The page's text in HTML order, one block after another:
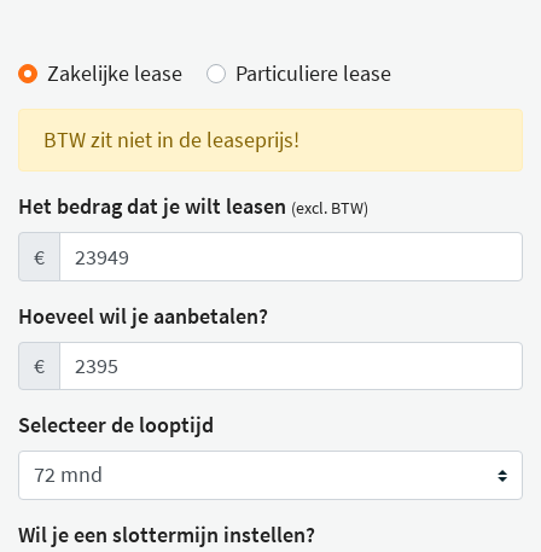
Lease calculator
Zakelijke lease Particuliere lease
BTW zit niet in de leaseprijs!
Het bedrag dat je wilt leasen (excl. BTW)
€
Hoeveel wil je aanbetalen?
€
Selecteer de looptijd
Wil je een slottermijn instellen?